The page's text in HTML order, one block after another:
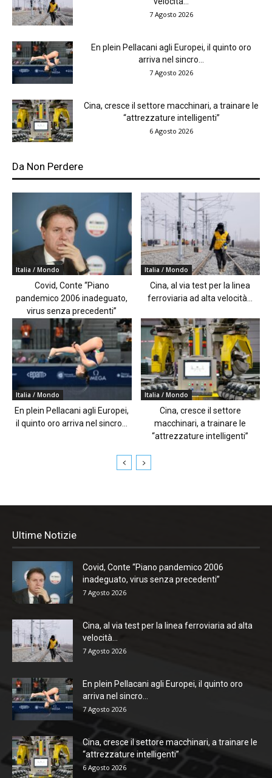
7 Agosto 2026
En plein Pellacani agli Europei, il quinto oro
arriva nel sincro...
7 Agosto 2026
Cina, cresce il settore macchinari, a trainare le
“attrezzature intelligenti”
6 Agosto 2026
Da Non Perdere
Italia / Mondo
Covid, Conte “Piano
pandemico 2006 inadeguato,
virus senza precedenti”
Italia / Mondo
Cina, al via test per la linea
ferroviaria ad alta velocità...
Italia / Mondo
En plein Pellacani agli Europei,
il quinto oro arriva nel sincro...
Italia / Mondo
Cina, cresce il settore
macchinari, a trainare le
“attrezzature intelligenti”
Ultime Notizie
Covid, Conte “Piano pandemico 2006
inadeguato, virus senza precedenti”
7 Agosto 2026
Cina, al via test per la linea ferroviaria ad alta
velocità...
7 Agosto 2026
En plein Pellacani agli Europei, il quinto oro
arriva nel sincro...
7 Agosto 2026
Cina, cresce il settore macchinari, a trainare le
“attrezzature intelligenti”
6 Agosto 2026